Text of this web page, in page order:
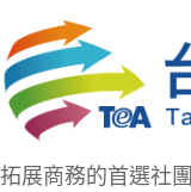
拓展商務的首選社團